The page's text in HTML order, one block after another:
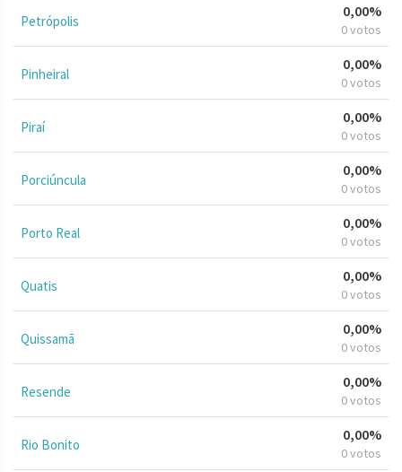
Petrópolis
0,00%
0 votos
Pinheiral
0,00%
0 votos
Piraí
0,00%
0 votos
Porciúncula
0,00%
0 votos
Porto Real
0,00%
0 votos
Quatis
0,00%
0 votos
Quissamã
0,00%
0 votos
Resende
0,00%
0 votos
Rio Bonito
0,00%
0 votos